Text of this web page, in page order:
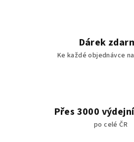
Dárek
Ke každé objednávce
Přes 3000
po celé ČR